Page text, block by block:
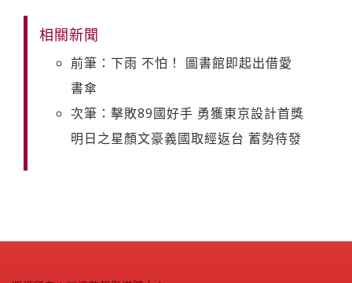
相關新聞
前筆：下雨 不怕！ 圖書館即起出借愛
書傘
次筆：擊敗89國好手 勇獲東京設計首獎
明日之星顏文豪義國取經返台 蓄勢待發